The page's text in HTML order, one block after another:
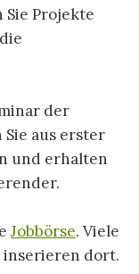
Sie Projekte
der
aus erster
und erhalten
Jobbörse. Viele
inserieren dort.